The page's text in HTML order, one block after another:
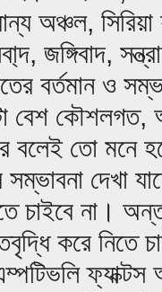
অঞ্চল, সিরিয়া
জঙ্গিবাদ,
বর্তমান ও
বেশ কৌশলগত,
বলেই তো মনে
সম্ভাবনা দেখা
চাইবে না।
করে নিতে
ফ্যাক্টস